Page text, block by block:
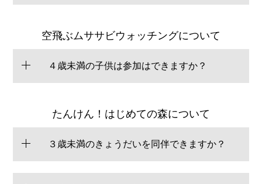
空飛ぶムササビウォッチングについて
４歳未満の子供は参加はできますか？
たんけん！はじめての森について
３歳未満のきょうだいを同伴できますか？